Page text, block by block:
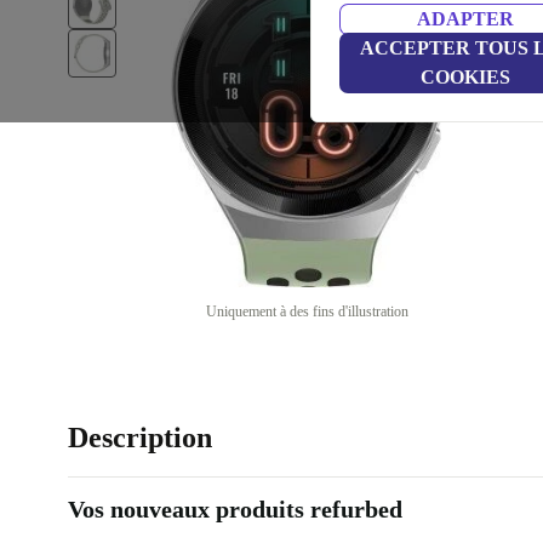
ADAPTER
ACCEPTER TOUS
COOKIES
Uniquement à des fins d'illustration
Description
Vos nouveaux produits refurbed